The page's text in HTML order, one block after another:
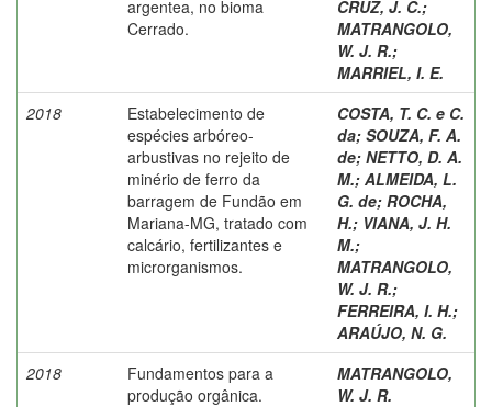
argentea, no bioma
Cerrado.
CRUZ, J. C.;
MATRANGOLO,
W. J. R.;
MARRIEL, I. E.
2018
Estabelecimento de
espécies arbóreo-
arbustivas no rejeito de
minério de ferro da
barragem de Fundão em
Mariana-MG, tratado com
calcário, fertilizantes e
microrganismos.
COSTA, T. C. e C.
da; SOUZA, F. A.
de; NETTO, D. A.
M.; ALMEIDA, L.
G. de; ROCHA,
H.; VIANA, J. H.
M.;
MATRANGOLO,
W. J. R.;
FERREIRA, I. H.;
ARAÚJO, N. G.
2018
Fundamentos para a
produção orgânica.
MATRANGOLO,
W. J. R.